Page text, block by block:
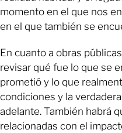
momento en el que nos
en el que también se
En cuanto a obras
revisar qué fue lo que se
prometió y lo que
condiciones y la
adelante. También habrá
relacionadas con el